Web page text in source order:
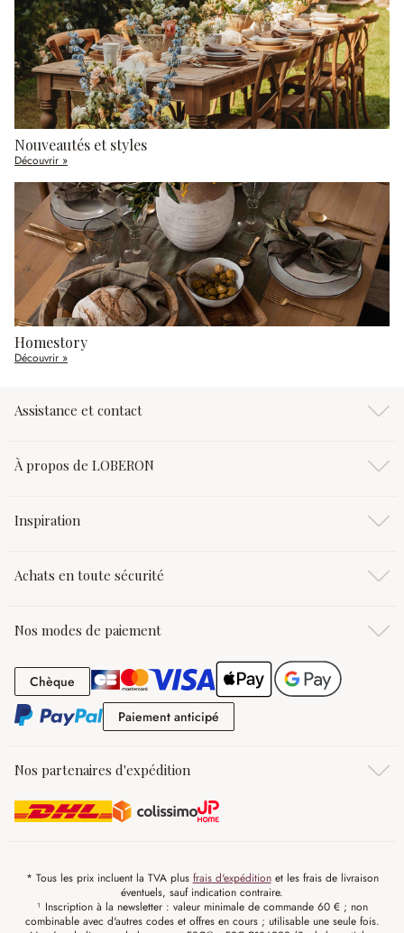
Nouveautés et styles
Découvrir »
Homestory
Découvrir »
Assistance et contact
À propos de LOBERON
Inspiration
Achats en toute sécurité
Nos modes de paiement
Chèque Chèque
Paiement anticipé
Nos partenaires d'expédition
* Tous les prix incluent la TVA plus frais d'expéditionet les frais de livraison
éventuels, sauf indication contraire.
¹ Inscription à la newsletter : valeur minimale de commande 60 € ; non
combinable avec d'autres codes et offres en cours ; utilisable une seule fois.